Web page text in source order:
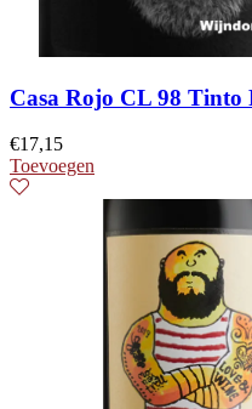
Casa Rojo CL 98 Tinto
€17,15
Toevoegen